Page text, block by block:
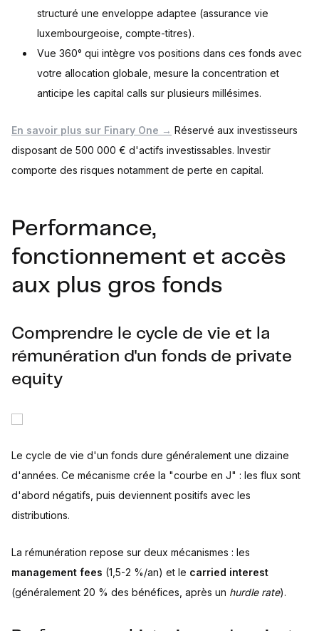
structuré une enveloppe adaptee (assurance vie
luxembourgeoise, compte-titres).
Vue 360° qui intègre vos positions dans ces fonds avec
votre allocation globale, mesure la concentration et
anticipe les capital calls sur plusieurs millésimes.
En savoir plus sur Finary One → Réservé aux investisseurs
disposant de 500 000 € d'actifs investissables. Investir
comporte des risques notamment de perte en capital.
Performance,
fonctionnement et accès
aux plus gros fonds
Comprendre le cycle de vie et la
rémunération d'un fonds de private
equity
Le cycle de vie d'un fonds dure généralement une dizaine
d'années. Ce mécanisme crée la "courbe en J" : les flux sont
d'abord négatifs, puis deviennent positifs avec les
distributions.
La rémunération repose sur deux mécanismes : les
management fees (1,5-2 %/an) et le carried interest
(généralement 20 % des bénéfices, après un hurdle rate).